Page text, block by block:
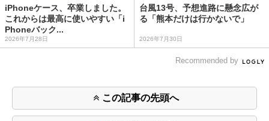
iPhoneケース、卒業しました。
これからは最高に使いやすい「i
Phoneバック...
2026年7月28日
台風13号、予想進路に懸念広が
る「熊本だけは行かないで」
2026年7月30日
Recommended by
この記事の先頭へ